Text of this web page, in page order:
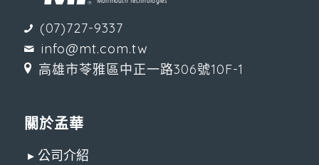
(07)727-9337
info@mt.com.tw
高雄市苓雅區中正一路306號10F-1
關於孟華
▸ 公司介紹